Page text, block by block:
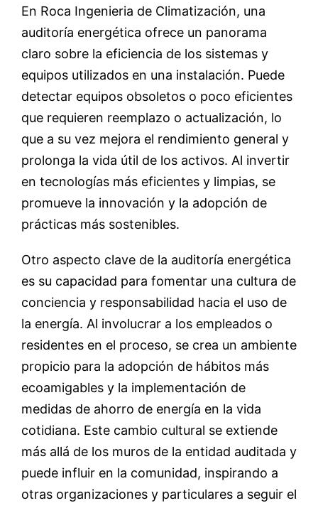
En Roca Ingenieria de Climatización, una
auditoría energética ofrece un panorama
claro sobre la eficiencia de los sistemas y
equipos utilizados en una instalación. Puede
detectar equipos obsoletos o poco eficientes
que requieren reemplazo o actualización, lo
que a su vez mejora el rendimiento general y
prolonga la vida útil de los activos. Al invertir
en tecnologías más eficientes y limpias, se
promueve la innovación y la adopción de
prácticas más sostenibles.
Otro aspecto clave de la auditoría energética
es su capacidad para fomentar una cultura de
conciencia y responsabilidad hacia el uso de
la energía. Al involucrar a los empleados o
residentes en el proceso, se crea un ambiente
propicio para la adopción de hábitos más
ecoamigables y la implementación de
medidas de ahorro de energía en la vida
cotidiana. Este cambio cultural se extiende
más allá de los muros de la entidad auditada y
puede influir en la comunidad, inspirando a
otras organizaciones y particulares a seguir el